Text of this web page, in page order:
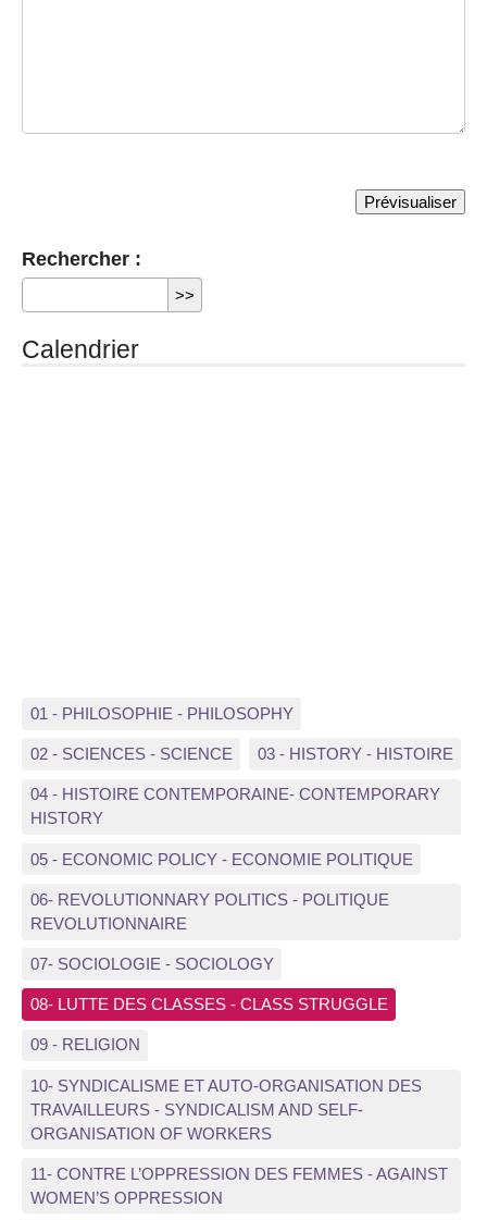
Rechercher :
Calendrier
01 - PHILOSOPHIE - PHILOSOPHY
02 - SCIENCES - SCIENCE 03 - HISTORY - HISTOIRE
04 - HISTOIRE CONTEMPORAINE- CONTEMPORARY
HISTORY
05 - ECONOMIC POLICY - ECONOMIE POLITIQUE
06- REVOLUTIONNARY POLITICS - POLITIQUE
REVOLUTIONNAIRE
07- SOCIOLOGIE - SOCIOLOGY
08- LUTTE DES CLASSES - CLASS STRUGGLE
09 - RELIGION
10- SYNDICALISME ET AUTO-ORGANISATION DES
TRAVAILLEURS - SYNDICALISM AND SELF-
ORGANISATION OF WORKERS
11- CONTRE L’OPPRESSION DES FEMMES - AGAINST
WOMEN’S OPPRESSION